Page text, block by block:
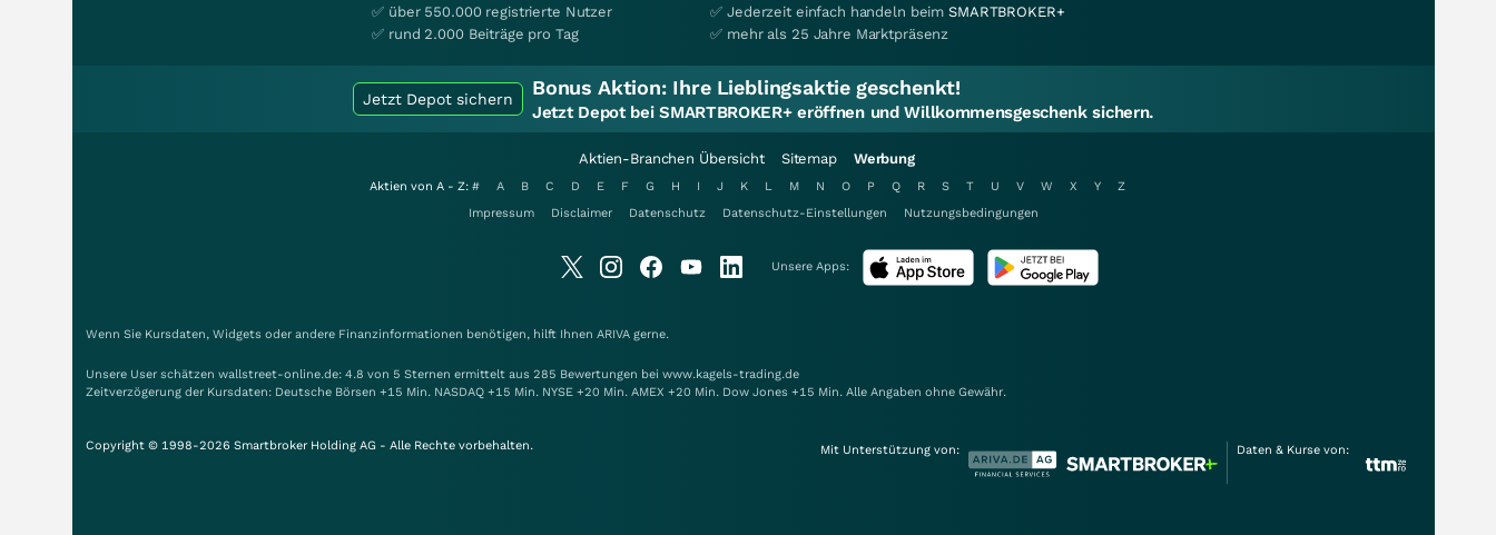
✅ über 550.000 registrierte Nutzer
✅ rund 2.000 Beiträge pro Tag
✅ Jederzeit einfach handeln beimSMARTBROKER+
✅ mehr als 25 Jahre Marktpräsenz
Jetzt Depot sichern Bonus Aktion: Ihre Lieblingsaktie geschenkt!
Jetzt Depot bei SMARTBROKER+ eröffnen und Willkommensgeschenk sichern.
Aktien-Branchen Übersicht Sitemap Werbung
Aktien von A - Z: # A B C D E F G H I J K L M N O P Q R S T U V W X Y
Z
Impressum
Disclaimer Datenschutz Datenschutz-Einstellungen Nutzungsbedingungen
Unsere Apps:
Wenn Sie Kursdaten, Widgets oder andere Finanzinformationen benötigen, hilft Ihnen ARIVA gerne.
Unsere User schätzen wallstreet-online.de: 4.8 von 5 Sternen ermittelt aus 285 Bewertungen bei www.kagels-trading.de
Zeitverzögerung der Kursdaten: Deutsche Börsen +15 Min. NASDAQ +15 Min. NYSE +20 Min. AMEX +20 Min. Dow Jones +15 Min. Alle Angaben ohne Gewähr.
Copyright © 1998-2026 Smartbroker Holding AG - Alle Rechte vorbehalten. Mit Unterstützung von: Daten & Kurse von: